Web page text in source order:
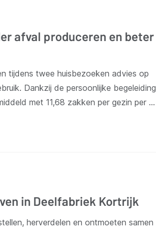
afval produceren en beter
tijdens twee huisbezoeken advies op
Dankzij de persoonlijke begeleiding
met 11,68 zakken per gezin per …
in Deelfabriek Kortrijk
herverdelen en ontmoeten samen